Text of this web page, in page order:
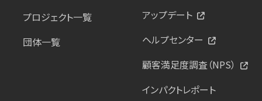
プロジェクト一覧
団体一覧
アップデート
ヘルプセンター
顧客満足度調査（NPS）
インパクトレポート